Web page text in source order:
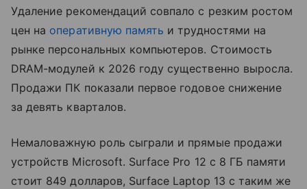
Удаление рекомендаций совпало с резким ростом
цен на оперативную память и трудностями на
рынке персональных компьютеров. Стоимость
DRAM-модулей к 2026 году существенно выросла.
Продажи ПК показали первое годовое снижение
за девять кварталов.
Немаловажную роль сыграли и прямые продажи
устройств Microsoft. Surface Pro 12 с 8 ГБ памяти
стоит 849 долларов, Surface Laptop 13 с таким же